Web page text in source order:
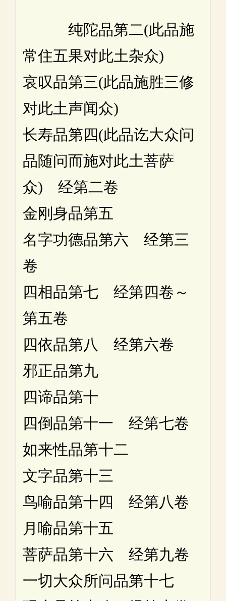
纯陀品第二(此品施
常住五果对此土杂众)
哀叹品第三(此品施胜三修
对此土声闻众)
长寿品第四(此品讫大众问
品随问而施对此土菩萨
众) 经第二卷
金刚身品第五
名字功德品第六 经第三
卷
四相品第七 经第四卷～
第五卷
四依品第八 经第六卷
邪正品第九
四谛品第十
四倒品第十一 经第七卷
如来性品第十二
文字品第十三
鸟喻品第十四 经第八卷
月喻品第十五
菩萨品第十六 经第九卷
一切大众所问品第十七